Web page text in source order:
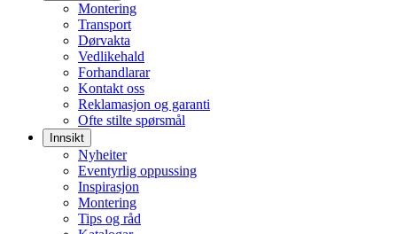
Montering
Transport
Dørvakta
Vedlikehald
Forhandlarar
Kontakt oss
Reklamasjon og garanti
Ofte stilte spørsmål
Innsikt
Nyheiter
Eventyrlig oppussing
Inspirasjon
Montering
Tips og råd